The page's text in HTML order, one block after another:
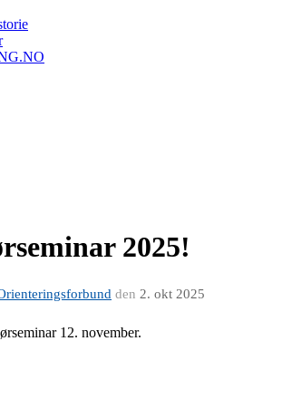
2025!
den 2. okt 2025
12. november.